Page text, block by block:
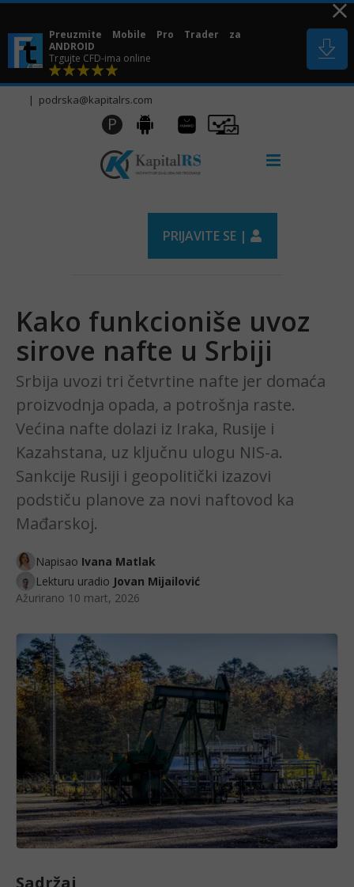
Skip
content Preuzmite Mobile Pro Trader za
ANDROID
Trgujte CFD-ima online
| podrska@kapitalrs.com
P Android
Huawei
AppGallery
Pro
Trader
PRIJAVITE SE |
Kako funkcioniše uvoz
sirove nafte u Srbiji
Srbija uvozi tri četvrtine nafte jer domaća
proizvodnja opada, a potrošnja raste.
Većina nafte dolazi iz Iraka, Rusije i
Kazahstana, uz ključnu ulogu NIS-a.
Sankcije Rusiji i geopolitički izazovi
podstiču planove za novi naftovod ka
Mađarskoj.
Napisao Ivana Matlak
Lekturu uradio Jovan Mijailović
Ažurirano 10 mart, 2026
Sadržaj